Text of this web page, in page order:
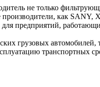
не только
как
предприятий,
грузовых
транспортных